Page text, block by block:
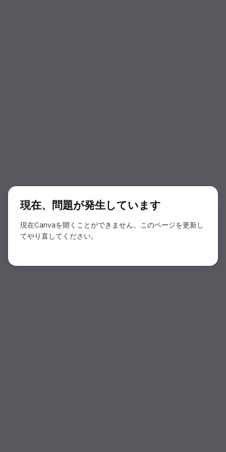
現在、問題が発生しています
現在Canvaを開くことができません。このページを更新し
てやり直してください。